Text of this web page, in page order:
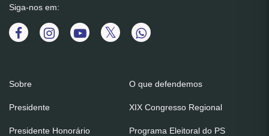
Siga-nos em:
Sobre
Presidente
Presidente Honorário
O que defendemos
XIX Congresso Regional
Programa Eleitoral do PS